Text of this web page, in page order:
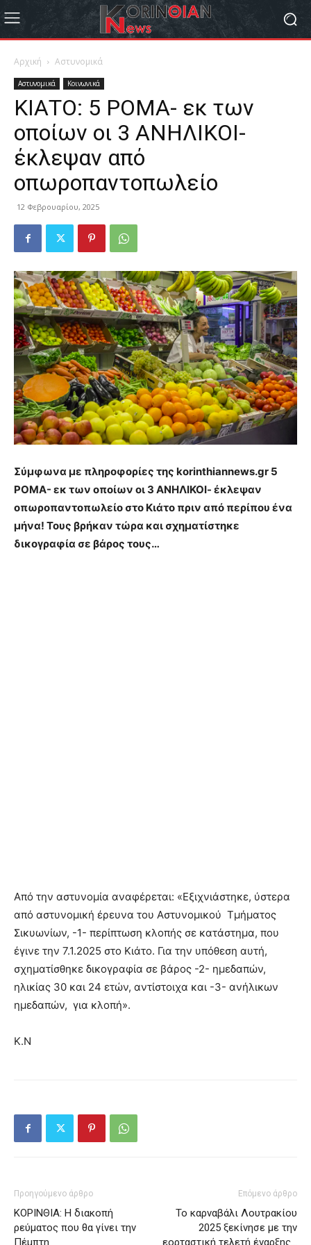
Αρχική Αστυνομικά
Αστυνομικά Κοινωνικά
ΚΙΑΤΟ: 5 ΡΟΜΑ- εκ των
οποίων οι 3 ΑΝΗΛΙΚΟΙ-
έκλεψαν από
οπωροπαντοπωλείο
12 Φεβρουαρίου, 2025
Σύμφωνα με πληροφορίες της korinthiannews.gr 5
ΡΟΜΑ- εκ των οποίων οι 3 ΑΝΗΛΙΚΟΙ- έκλεψαν
οπωροπαντοπωλείο στο Κιάτο πριν από περίπου ένα
μήνα! Τους βρήκαν τώρα και σχηματίστηκε
δικογραφία σε βάρος τους…
Από την αστυνομία αναφέρεται: «Εξιχνιάστηκε, ύστερα
από αστυνομική έρευνα του Αστυνομικού Τμήματος
Σικυωνίων, -1- περίπτωση κλοπής σε κατάστημα, που
έγινε την 7.1.2025 στο Κιάτο. Για την υπόθεση αυτή,
σχηματίσθηκε δικογραφία σε βάρος -2- ημεδαπών,
ηλικίας 30 και 24 ετών, αντίστοιχα και -3- ανήλικων
ημεδαπών, για κλοπή».
Κ.Ν
Προηγούμενο άρθρο
ΚΟΡΙΝΘΙΑ: Η διακοπή
ρεύματος που θα γίνει την
Πέμπτη
Επόμενο άρθρο
Το καρναβάλι Λουτρακίου
2025 ξεκίνησε με την
εορταστική τελετή έναρξης…